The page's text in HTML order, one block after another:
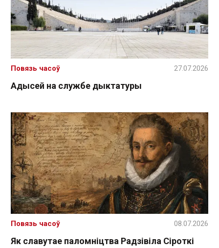
Адысей на службе дыктатуры
Повязь часоў 27.07.2026
Як славутае паломніцтва Радзівіла Сіроткі
Повязь часоў 08.07.2026